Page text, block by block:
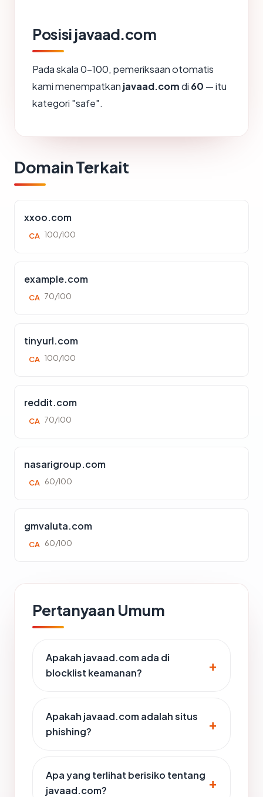
Posisi javaad.com
Pada skala 0-100, pemeriksaan otomatis
kami menempatkan javaad.comdi 60 — itu
kategori "safe".
Domain Terkait
xxoo.com
CA 100/100
example.com
CA 70/100
tinyurl.com
CA 100/100
reddit.com
CA 70/100
nasarigroup.com
CA 60/100
gmvaluta.com
CA 60/100
Pertanyaan Umum
Apakah javaad.com ada di
blocklist keamanan?
Apakah javaad.com adalah situs
phishing?
Apa yang terlihat berisiko tentang
javaad.com?